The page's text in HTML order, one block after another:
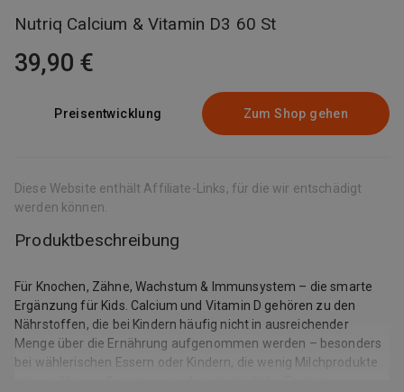
Nutriq Calcium & Vitamin D3 60 St
39,90 €
Preisentwicklung Zum Shop gehen
Diese Website enthält Affiliate-Links, für die wir entschädigt
werden können.
Produktbeschreibung
Für Knochen, Zähne, Wachstum & Immunsystem – die smarte
Ergänzung für Kids. Calcium und Vitamin D gehören zu den
Nährstoffen, die bei Kindern häufig nicht in ausreichender
Menge über die Ernährung aufgenommen werden – besonders
bei wählerischen Essern oder Kindern, die wenig Milchprodukte